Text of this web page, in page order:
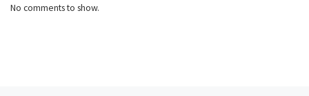
No comments to show.